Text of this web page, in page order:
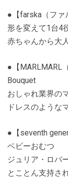
●【farska（ファ
形を変えて1台4
赤ちゃんから大
●【MARLMARL
Bouquet
おしゃれ業界の
ドレスのような
●【seventh
ベビーおむつ
ジュリア・ロバ
とことん支持さ